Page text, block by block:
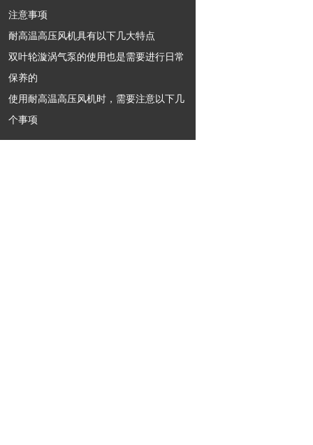
注意事项
耐高温高压风机具有以下几大特点
双叶轮漩涡气泵的使用也是需要进行日常
保养的
使用耐高温高压风机时，需要注意以下几
个事项